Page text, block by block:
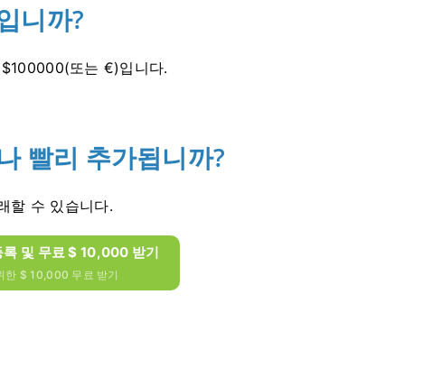
니까?
또는 €)입니다.
빨리 추가됩니까?
할 수 있습니다.
및 무료 $ 10,000 받기
한 $ 10,000 무료 받기